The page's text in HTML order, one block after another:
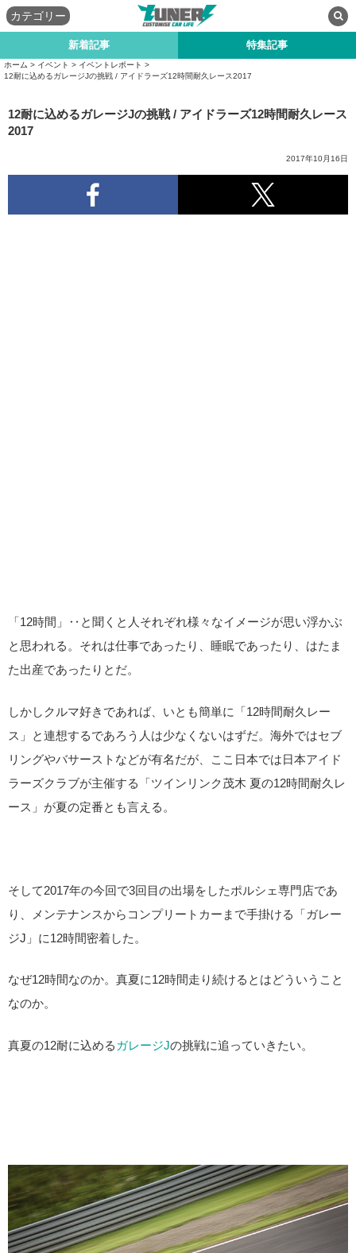
カテゴリー
新着記事 特集記事
ホーム > イベント > イベントレポート >
12耐に込めるガレージJの挑戦 / アイドラーズ12時間耐久レース2017
12耐に込めるガレージJの挑戦 / アイドラーズ12時間耐久レース
2017
2017年10月16日
「12時間」‥と聞くと人それぞれ様々なイメージが思い浮かぶ
と思われる。それは仕事であったり、睡眠であったり、はたま
た出産であったりとだ。
しかしクルマ好きであれば、いとも簡単に「12時間耐久レー
ス」と連想するであろう人は少なくないはずだ。海外ではセブ
リングやバサーストなどが有名だが、ここ日本では日本アイド
ラーズクラブが主催する「ツインリンク茂木 夏の12時間耐久レ
ース」が夏の定番とも言える。
そして2017年の今回で3回目の出場をしたポルシェ専門店であ
り、メンテナンスからコンプリートカーまで手掛ける「ガレー
ジJ」に12時間密着した。
なぜ12時間なのか。真夏に12時間走り続けるとはどういうこと
なのか。
真夏の12耐に込める ガレージJの挑戦に追っていきたい。